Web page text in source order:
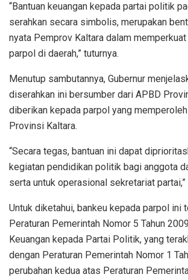
“Bantuan keuangan kepada partai politik
serahkan secara simbolis, merupakan
nyata Pemprov Kaltara dalam
parpol di daerah,” tuturnya.
Menutup sambutannya, Gubernur
diserahkan ini bersumber dari APBD
diberikan kepada parpol yang
Provinsi Kaltara.
“Secara tegas, bantuan ini dapat
kegiatan pendidikan politik bagi anggota
serta untuk operasional sekretariat partai,”
Untuk diketahui, bankeu kepada parpol ini
Peraturan Pemerintah Nomor 5 Tahun
Keuangan kepada Partai Politik, yang
dengan Peraturan Pemerintah Nomor 1
perubahan kedua atas Peraturan